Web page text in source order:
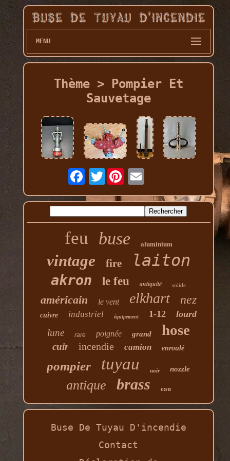
MENU
Thème > Pompier Et
Sauvetage
Twitter
feu buse aluminium
vintage fire laiton
akron le feu antiquité solide
américain le vent elkhart nez
cuivre industriel équipement 1-12 lourd
lune rare poignée grand hose
cuir incendie camion enroulé
pompier tuyau noir nozzle
antique brass eau
Buse De Tuyau D'incendie
Contact